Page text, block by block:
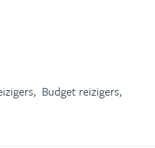
Budget reizigers,